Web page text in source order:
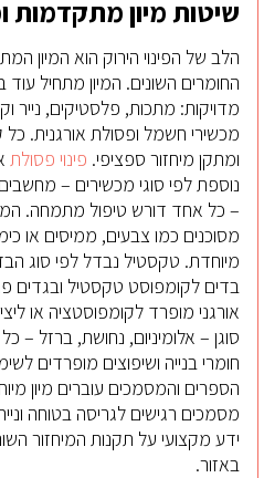
שיטות מיון מתקדמות
הלב של הפינוי הירוק הוא המיון
החומרים השונים. המיון מתחיל
מדויקות: מתכות, פלסטיקים, נייר
מכשירי חשמל ופסולת אורגנית. כל
ומתקן מיחזור ספציפי. פינוי פסולת
נוספת לפי סוגי מכשירים – מחשבים,
– כל אחד דורש טיפול מתמחה.
מסוכנים כמו צבעים, ממיסים או
מיוחדת. טקסטיל נבדל לפי סוג
בדים לקומפוסט טקסטיל ובגדים
אורגני מופרד לקומפוסטציה או
סוגן – אלומיניום, נחושת, ברזל –
חומרי בנייה ושיפוצים מופרדים
הספרים והמסמכים עוברים מיון
מסמכים רגישים לגריסה בטוחה
ידע מקצועי על תקנות המיחזור
באזור.